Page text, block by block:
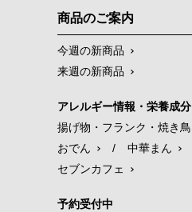
商品のご案内
今週の新商品
来週の新商品
アレルギー情報・栄養成分
揚げ物・フランク・焼き鳥
おでん
/
中華まん
セブンカフェ
予約受付中